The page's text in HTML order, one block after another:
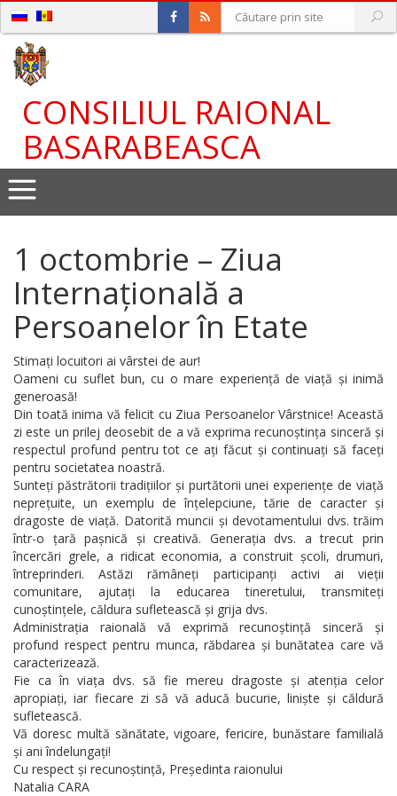
CONSILIUL RAIONAL
BASARABEASCA
1 octombrie – Ziua
Internațională a
Persoanelor în Etate
Stimați locuitori ai vârstei de aur!
Oameni cu suflet bun, cu o mare experiență de viață și inimă
generoasă!
Din toată inima vă felicit cu Ziua Persoanelor Vârstnice! Această
zi este un prilej deosebit de a vă exprima recunoștința sinceră și
respectul profund pentru tot ce ați făcut și continuați să faceți
pentru societatea noastră.
Sunteți păstrătorii tradițiilor și purtătorii unei experiențe de viață
neprețuite, un exemplu de înțelepciune, tărie de caracter și
dragoste de viață. Datorită muncii și devotamentului dvs. trăim
într-o țară pașnică și creativă. Generația dvs. a trecut prin
încercări grele, a ridicat economia, a construit școli, drumuri,
întreprinderi. Astăzi rămâneți participanți activi ai vieții
comunitare, ajutați la educarea tineretului, transmiteți
cunoștințele, căldura sufletească și grija dvs.
Administrația raională vă exprimă recunoștință sinceră și
profund respect pentru munca, răbdarea și bunătatea care vă
caracterizează.
Fie ca în viața dvs. să fie mereu dragoste și atenția celor
apropiați, iar fiecare zi să vă aducă bucurie, liniște și căldură
sufletească.
Vă doresc multă sănătate, vigoare, fericire, bunăstare familială
și ani îndelungați!
Cu respect și recunoștință, Președinta raionului
Natalia CARA